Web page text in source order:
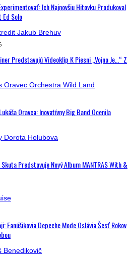
Ich Najnovšiu Hitovku Produkoval
Solo
Predstavujú Videoklip K Piesni „Vojna Je…“ Z
Oravca: Inovatívny Big Band Ocenila
Predstavuje Nový Album MANTRAS With &
Fanúšikovia Depeche Mode Oslávia Šesť Rokov